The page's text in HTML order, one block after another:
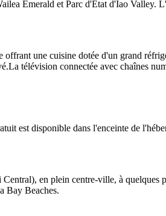
Emerald et Parc d'État d'Iao
une cuisine dotée d'un grand
télévision connectée avec chaînes
est disponible dans l'enceinte de
en plein centre-ville, à quelques
Bay Beaches.